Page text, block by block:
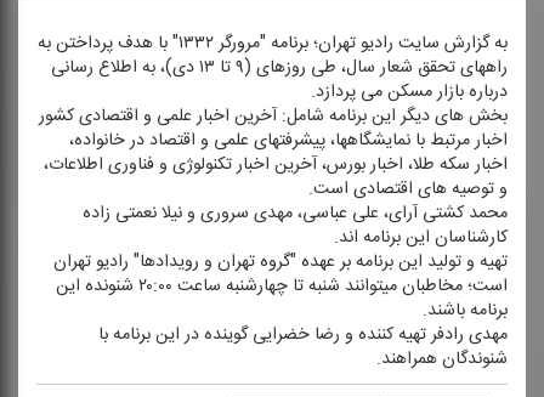
به گزارش سایت رادیو تهران؛ برنامه "مرورگر ۱۳۳۲" با هدف پرداختن به
راههای تحقق شعار سال، طی روزهای (۹ تا ۱۳ دی)، به اطلاع رسانی
درباره بازار مسكن می پردازد.
بخش های دیگر این برنامه شامل: آخرین اخبار علمی و اقتصادی كشور
اخبار مرتبط با نمایشگاه‎ها، پیشرفت‎های علمی و اقتصاد در خانواده،
اخبار سكه طلا، اخبار بورس، آخرین اخبار تكنولوژی و فناوری اطلاعات،
و توصیه های اقتصادی است.
محمد كشتی آرای، علی عباسی، مهدی سروری و نیلا نعمتی زاده
كارشناسان این برنامه اند.
تهیه و تولید این برنامه بر عهده "گروه تهران و رویدادها" رادیو تهران
است؛ مخاطبان می‎توانند شنبه تا چهارشنبه ساعت ۲۰:۰۰ شنونده این
برنامه باشند.
مهدی رادفر تهیه كننده و رضا خضرایی گوینده در این برنامه با
شنوندگان همراهند.